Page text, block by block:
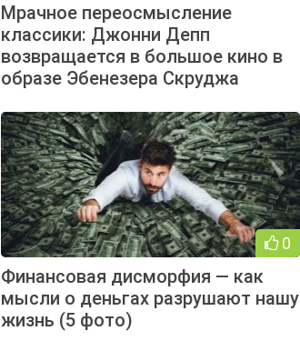
Мрачное переосмысление
классики: Джонни Депп
возвращается в большое кино в
образе Эбенезера Скруджа
0
Финансовая дисморфия — как
мысли о деньгах разрушают нашу
жизнь (5 фото)